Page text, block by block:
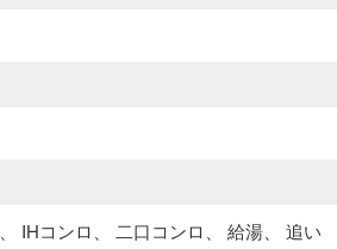
IHコンロ 二口コンロ 給湯
追い